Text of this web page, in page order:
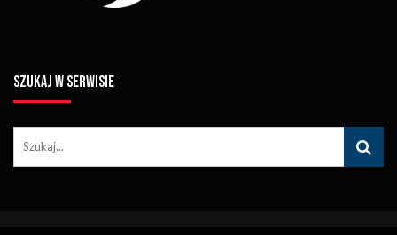
SZUKAJ W SERWISIE